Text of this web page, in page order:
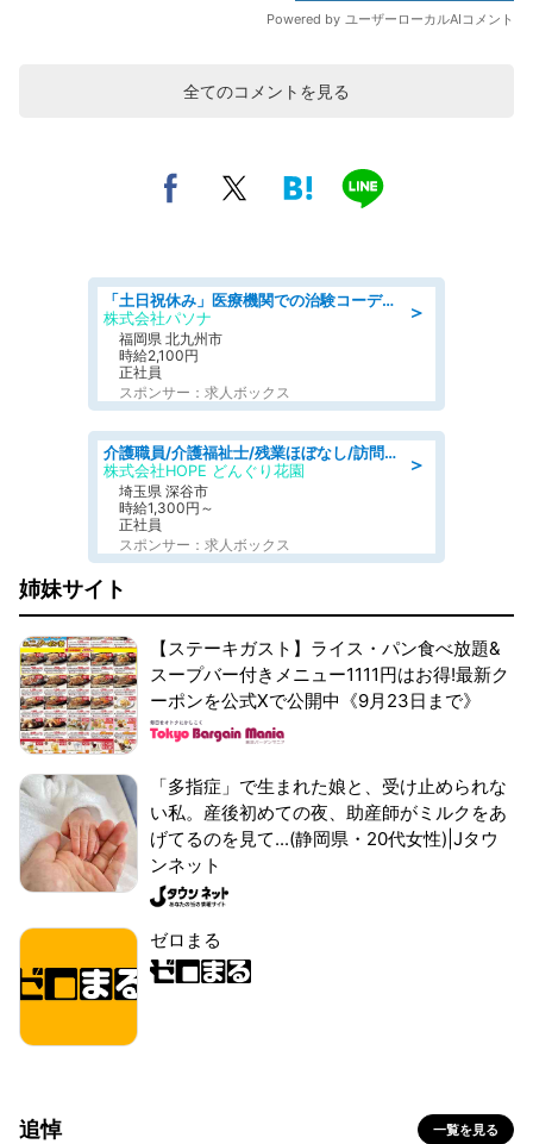
全てのコメントを見る
＞
「土日祝休み」医療機関での治験コーディネーターのお仕事/看護師
株式会社パソナ
福岡県 北九州市
時給2,100円
正社員
スポンサー：求人ボックス
＞
介護職員/介護福祉士/残業ほぼなし/訪問介護の介護士
株式会社HOPE どんぐり花園
埼玉県 深谷市
時給1,300円～
正社員
スポンサー：求人ボックス
姉妹サイト
【ステーキガスト】ライス・パン食べ放題&
スープバー付きメニュー1111円はお得!最新ク
ーポンを公式Xで公開中《9月23日まで》
「多指症」で生まれた娘と、受け止められな
い私。産後初めての夜、助産師がミルクをあ
げてるのを見て...(静岡県・20代女性)|Jタウ
ンネット
ゼロまる
追悼 一覧を見る